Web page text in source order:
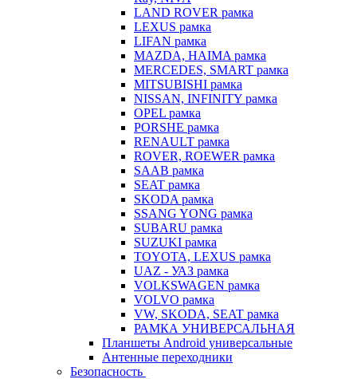
LAND ROVER рамка
LEXUS рамка
LIFAN рамка
MAZDA, HAIMA рамка
MERCEDES, SMART рамка
MITSUBISHI рамка
NISSAN, INFINITY рамка
OPEL рамка
PORSHE рамка
RENAULT рамка
ROVER, ROEWER рамка
SAAB рамка
SEAT рамка
SKODA рамка
SSANG YONG рамка
SUBARU рамка
SUZUKI рамка
TOYOTA, LEXUS рамка
UAZ - УАЗ рамка
VOLKSWAGEN рамка
VOLVO рамка
VW, SKODA, SEAT рамка
РАМКА УНИВЕРСАЛЬНАЯ
Планшеты Android универсальные
Антенные переходники
Безопасность